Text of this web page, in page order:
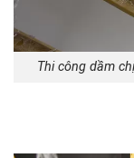
Thi công dầm